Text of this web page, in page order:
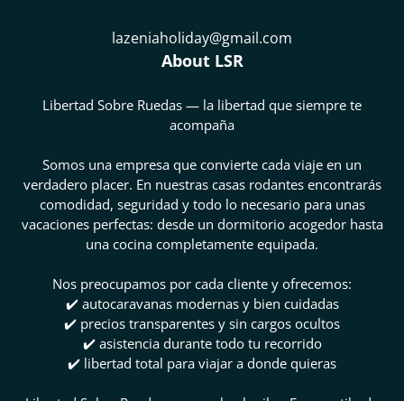
lazeniaholiday@gmail.com
About LSR
Libertad Sobre Ruedas — la libertad que siempre te
acompaña
Somos una empresa que convierte cada viaje en un
verdadero placer. En nuestras casas rodantes encontrarás
comodidad, seguridad y todo lo necesario para unas
vacaciones perfectas: desde un dormitorio acogedor hasta
una cocina completamente equipada.
Nos preocupamos por cada cliente y ofrecemos:
✔️ autocaravanas modernas y bien cuidadas
✔️ precios transparentes y sin cargos ocultos
✔️ asistencia durante todo tu recorrido
✔️ libertad total para viajar a donde quieras